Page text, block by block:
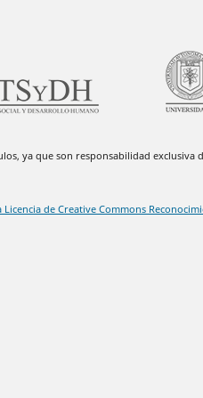
ya que son responsabilidad
de Creative Commons